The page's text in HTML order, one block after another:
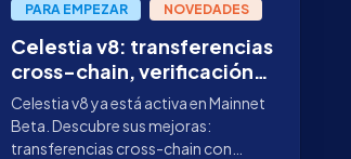
PARA EMPEZAR NOVEDADES
Celestia v8: transferencias
cross-chain, verificación
ZK y nuevas comisiones
para validadores de TIA
Celestia v8 ya está activa en Mainnet
Beta. Descubre sus mejoras:
transferencias cross-chain con